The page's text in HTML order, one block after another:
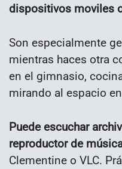
dispositivos moviles
Son especialmente
mientras haces otra
en el gimnasio,
mirando al espacio
Puede escuchar
reproductor de
Clementine o VLC.